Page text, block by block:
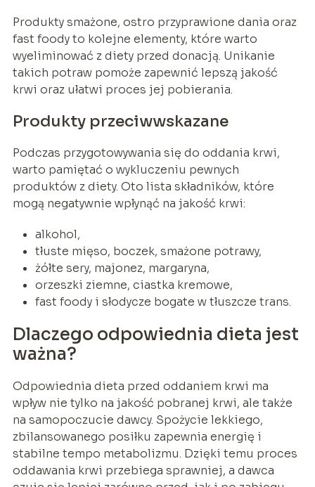
Produkty smażone, ostro przyprawione dania oraz
fast foody to kolejne elementy, które warto
wyeliminować z diety przed donacją. Unikanie
takich potraw pomoże zapewnić lepszą jakość
krwi oraz ułatwi proces jej pobierania.
Produkty przeciwwskazane
Podczas przygotowywania się do oddania krwi,
warto pamiętać o wykluczeniu pewnych
produktów z diety. Oto lista składników, które
mogą negatywnie wpłynąć na jakość krwi:
alkohol,
tłuste mięso, boczek, smażone potrawy,
żółte sery, majonez, margaryna,
orzeszki ziemne, ciastka kremowe,
fast foody i słodycze bogate w tłuszcze trans.
Dlaczego odpowiednia dieta jest
ważna?
Odpowiednia dieta przed oddaniem krwi ma
wpływ nie tylko na jakość pobranej krwi, ale także
na samopoczucie dawcy. Spożycie lekkiego,
zbilansowanego posiłku zapewnia energię i
stabilne tempo metabolizmu. Dzięki temu proces
oddawania krwi przebiega sprawniej, a dawca